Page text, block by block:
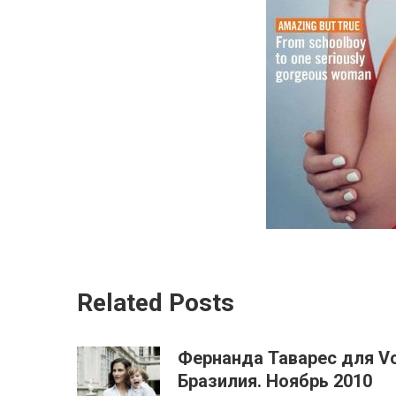
Related Posts
Фернанда Таварес для
Бразилия. Ноябрь 2010